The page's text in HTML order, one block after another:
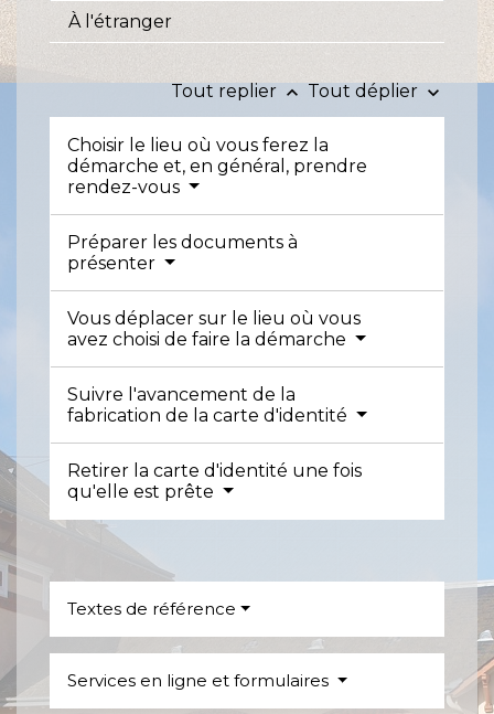
À l'étranger
Tout replier keyboard_arrow_up Tout déplier keyboard_arrow_down
Choisir le lieu où vous ferez la
démarche et, en général, prendre
rendez-vous
Préparer les documents à
présenter
Vous déplacer sur le lieu où vous
avez choisi de faire la démarche
Suivre l'avancement de la
fabrication de la carte d'identité
Retirer la carte d'identité une fois
qu'elle est prête
Textes de référence
Services en ligne et formulaires